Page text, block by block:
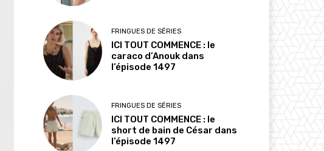
FRINGUES DE SÉRIES
ICI TOUT COMMENCE : le
caraco d’Anouk dans
l’épisode 1497
FRINGUES DE SÉRIES
ICI TOUT COMMENCE : le
short de bain de César dans
l’épisode 1497